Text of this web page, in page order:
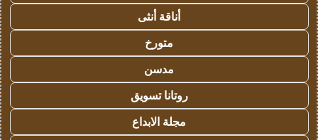
أناقة أنثى
متورخ
مدسن
روتانا تسويق
مجلة الابداع